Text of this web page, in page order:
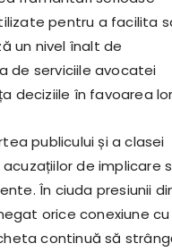
pentru a facilita
un nivel înalt de
de serviciile avocatei
deciziile în favoarea
publicului și a clasei
de implicare
În ciuda presiunii
orice conexiune cu
continuă să